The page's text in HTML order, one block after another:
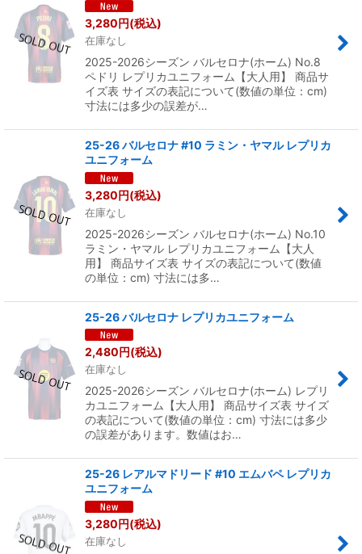
3,280円(税込)
在庫なし
2025-2026シーズン バルセロナ(ホーム) No.8
ペドリ レプリカユニフォーム【大人用】 商品サ
イズ表 サイズの表記について(数値の単位：cm)
寸法には多少の誤差が…
25-26 バルセロナ #10 ラミン・ヤマル レプリカ
ユニフォーム
3,280円(税込)
在庫なし
2025-2026シーズン バルセロナ(ホーム) No.10
ラミン・ヤマル レプリカユニフォーム【大人
用】 商品サイズ表 サイズの表記について(数値
の単位：cm) 寸法には多…
25-26 バルセロナ レプリカユニフォーム
2,480円(税込)
在庫なし
2025-2026シーズン バルセロナ(ホーム) レプリ
カユニフォーム【大人用】 商品サイズ表 サイズ
の表記について(数値の単位：cm) 寸法には多少
の誤差があります。数値はお…
25-26 レアルマドリード #10 エムバペ レプリカ
ユニフォーム
3,280円(税込)
在庫なし